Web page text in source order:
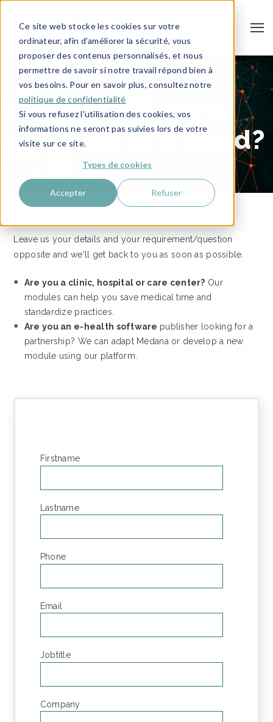
Ce site web stocke les cookies sur votre
ordinateur, afin d'améliorer la sécurité, vous
proposer des contenus personnalisés, et nous
permettre de savoir si notre travail répond bien à
vos besoins. Pour en savoir plus, consultez notre
politique de confidentialité
Si vous refusez l'utilisation des cookies, vos
informations ne seront pas suivies lors de votre
visite sur ce site.
Types de cookies
Accepter Refuser
Do you have a
question or a need?
Leave us your details and your requirement/question
opposite and we'll get back to you as soon as possible.
Are you a clinic, hospital or care center? Our
modules can help you save medical time and
standardize practices.
Are you an e-health software publisher looking for a
partnership? We can adapt Médana or develop a new
module using our platform.
Firstname
Lastname*
Phone
Email
Jobtitle
Company